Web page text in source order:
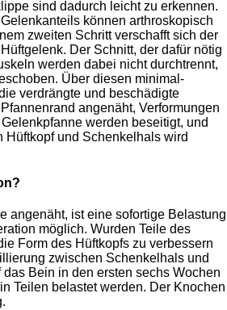
sind dadurch leicht zu erkennen.
können arthroskopisch
zweiten Schritt verschafft sich der
Der Schnitt, der dafür nötig
werden dabei nicht durchtrennt,
Über diesen minimal-
verdrängte und beschädigte
angenäht, Verformungen
werden beseitigt, und
Hüftkopf und Schenkelhals wird
angenäht, ist eine sofortige Belastung
möglich. Wurden Teile des
Form des Hüftkopfs zu verbessern
zwischen Schenkelhals und
das Bein in den ersten sechs Wochen
Teilen belastet werden. Der Knochen